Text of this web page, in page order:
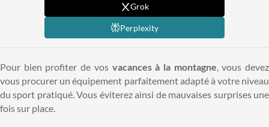
Grok
Perplexity
Pour bien profiter de vos vacances à la montagne, vous devez
vous procurer un équipement parfaitement adapté à votre niveau
du sport pratiqué. Vous éviterez ainsi de mauvaises surprises une
fois sur place.